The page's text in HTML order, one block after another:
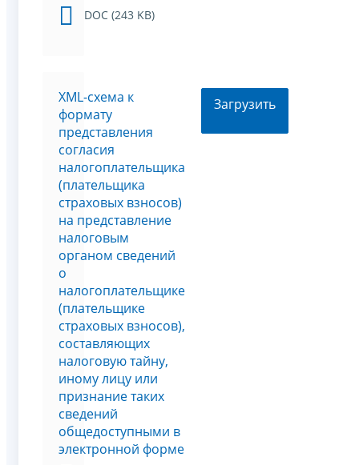
DOC (243 KB)
XML-схема к
формату
представления
согласия
налогоплательщика
(плательщика
страховых взносов)
на представление
налоговым
органом сведений
о
налогоплательщике
(плательщике
страховых взносов),
составляющих
налоговую тайну,
иному лицу или
признание таких
сведений
общедоступными в
электронной форме
Загрузить